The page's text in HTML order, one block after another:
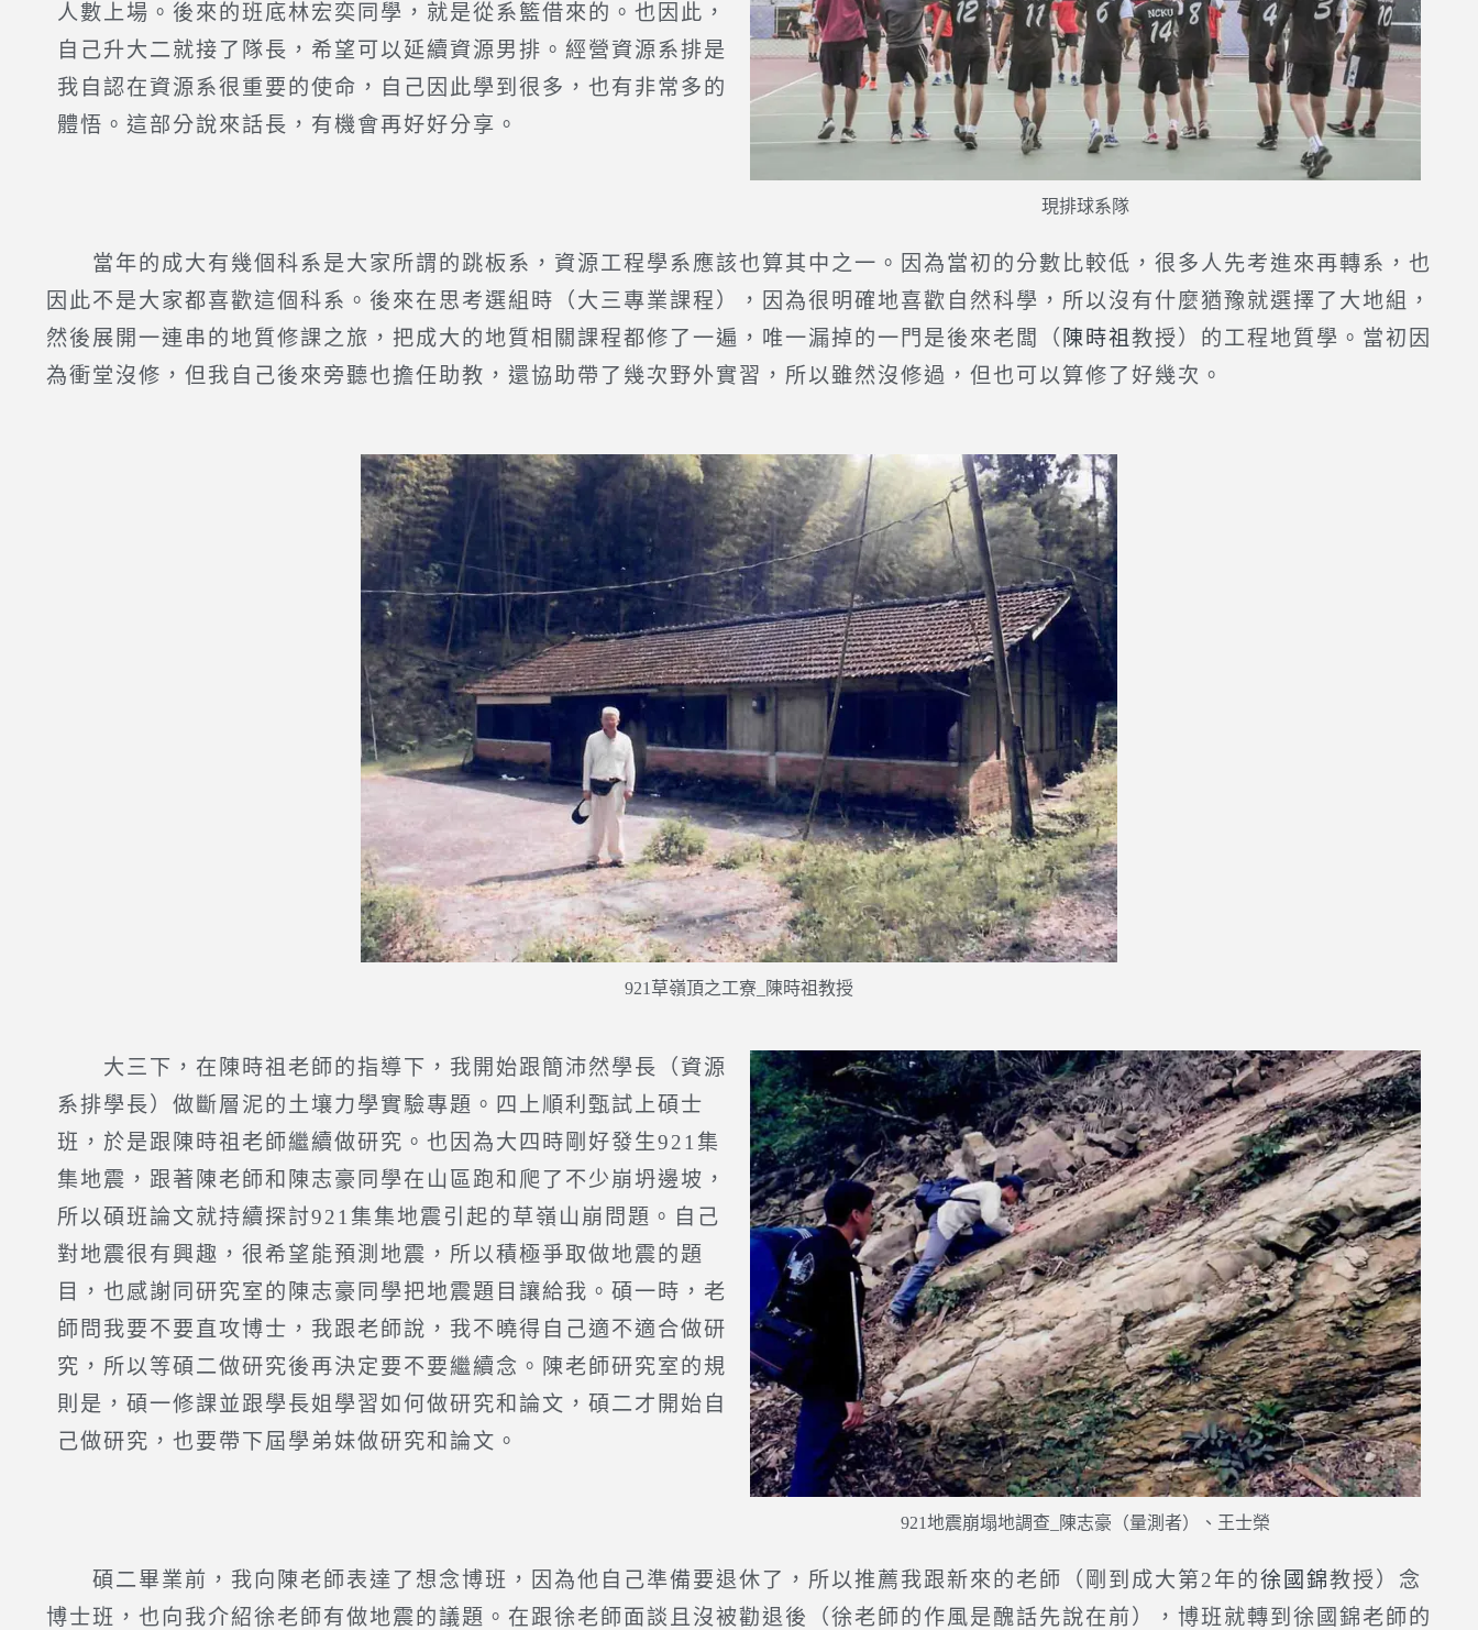
人數上場。後來的班底林宏奕同學，就是從系籃借來的。也因此，
自己升大二就接了隊長，希望可以延續資源男排。經營資源系排是
我自認在資源系很重要的使命，自己因此學到很多，也有非常多的
體悟。這部分說來話長，有機會再好好分享。
現排球系隊
當年的成大有幾個科系是大家所謂的跳板系，資源工程學系應該也算其中之一。因為當初的分數比較低，很多人先考進來再轉系，也
因此不是大家都喜歡這個科系。後來在思考選組時（大三專業課程），因為很明確地喜歡自然科學，所以沒有什麼猶豫就選擇了大地組，
然後展開一連串的地質修課之旅，把成大的地質相關課程都修了一遍，唯一漏掉的一門是後來老闆（ 陳時祖教授）的工程地質學。當初因
為衝堂沒修，但我自己後來旁聽也擔任助教，還協助帶了幾次野外實習，所以雖然沒修過，但也可以算修了好幾次。
921草嶺頂之工寮_陳時祖教授
大三下，在陳時祖老師的指導下，我開始跟簡沛然學長（資源
系排學長）做斷層泥的土壤力學實驗專題。四上順利甄試上碩士
班，於是跟陳時祖老師繼續做研究。也因為大四時剛好發生921集
集地震，跟著陳老師和陳志豪同學在山區跑和爬了不少崩坍邊坡，
所以碩班論文就持續探討921集集地震引起的草嶺山崩問題。自己
對地震很有興趣，很希望能預測地震，所以積極爭取做地震的題
目，也感謝同研究室的陳志豪同學把地震題目讓給我。碩一時，老
師問我要不要直攻博士，我跟老師說，我不曉得自己適不適合做研
究，所以等碩二做研究後再決定要不要繼續念。陳老師研究室的規
則是，碩一修課並跟學長姐學習如何做研究和論文，碩二才開始自
己做研究，也要帶下屆學弟妹做研究和論文。
921地震崩塌地調查_陳志豪（量測者）、王士榮
碩二畢業前，我向陳老師表達了想念博班，因為他自己準備要退休了，所以推薦我跟新來的老師（剛到成大第2年的徐國錦教授）念
博士班，也向我介紹徐老師有做地震的議題。在跟徐老師面談且沒被勸退後（徐老師的作風是醜話先說在前），博班就轉到徐國錦老師的